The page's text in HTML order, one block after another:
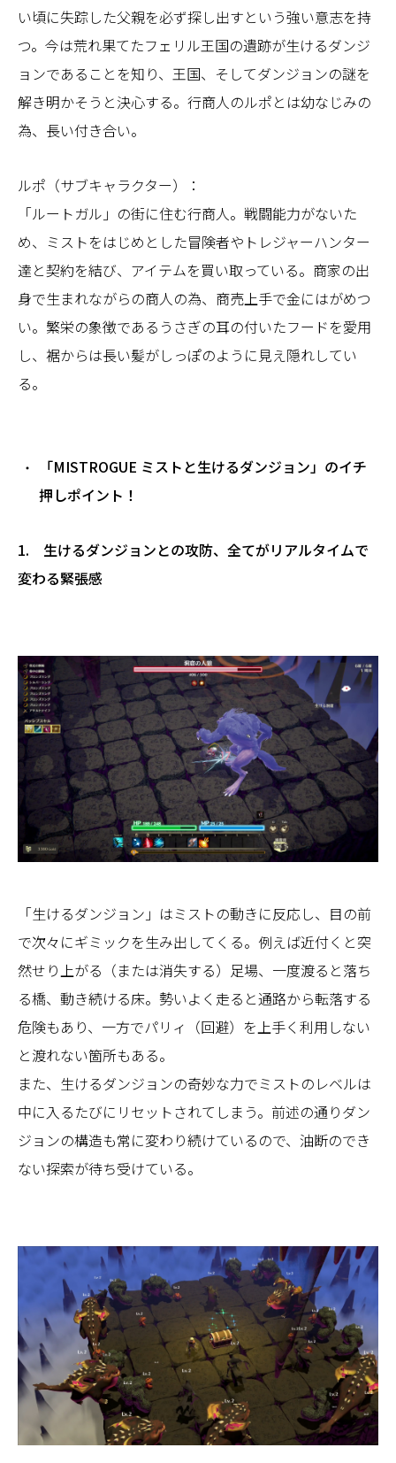
い頃に失踪した父親を必ず探し出すという強い意志を持
つ。今は荒れ果てたフェリル王国の遺跡が生けるダンジ
ョンであることを知り、王国、そしてダンジョンの謎を
解き明かそうと決心する。行商人のルポとは幼なじみの
為、長い付き合い。
ルポ（サブキャラクター）：
「ルートガル」の街に住む行商人。戦闘能力がないた
め、ミストをはじめとした冒険者やトレジャーハンター
達と契約を結び、アイテムを買い取っている。商家の出
身で生まれながらの商人の為、商売上手で金にはがめつ
い。繁栄の象徴であるうさぎの耳の付いたフードを愛用
し、裾からは長い髪がしっぽのように見え隠れしてい
る。
「MISTROGUE ミストと生けるダンジョン」のイチ
押しポイント！
1. 生けるダンジョンとの攻防、全てがリアルタイムで
変わる緊張感
「生けるダンジョン」はミストの動きに反応し、目の前
で次々にギミックを生み出してくる。例えば近付くと突
然せり上がる（または消失する）足場、一度渡ると落ち
る橋、動き続ける床。勢いよく走ると通路から転落する
危険もあり、一方でパリィ（回避）を上手く利用しない
と渡れない箇所もある。
また、生けるダンジョンの奇妙な力でミストのレベルは
中に入るたびにリセットされてしまう。前述の通りダン
ジョンの構造も常に変わり続けているので、油断のでき
ない探索が待ち受けている。